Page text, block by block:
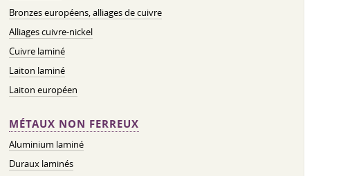
Bronzes européens, alliages de cuivre
Alliages cuivre-nickel
Cuivre laminé
Laiton laminé
Laiton européen
MÉTAUX NON FERREUX
Aluminium laminé
Duraux laminés